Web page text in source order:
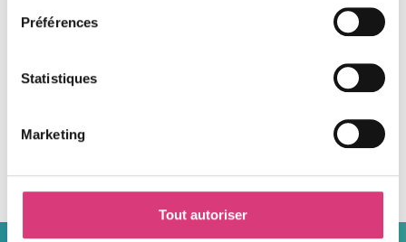
Préférences
Statistiques
Marketing
Tout autoriser
garantissons une pose effectuée selon les règles
de l’art pour éviter les ponts thermiques.
Contactez Tilyo pour vos travaux de
menuiserie
Pour des menuiseries performantes, faites confiance à
notre expertise locale.
Contactez Tilyo pour vos travaux de menuiserie et
votre devis gratuiten Sarthe.